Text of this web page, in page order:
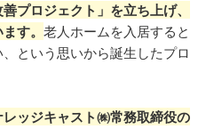
プロジェクト」を立ち上げ、
す。 老人ホームを入居すると
という思いから誕生したプロ
ッジキャスト㈱常務取締役の